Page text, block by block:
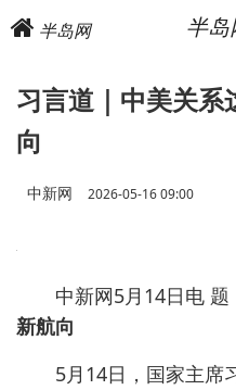
半岛网 半岛
习言道｜中美关系
向
中新网 2026-05-16 09:00
中新网5月14日电 题
新航向
5月14日，国家主席